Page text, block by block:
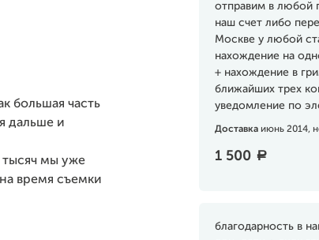
отправим в любой
наш счет либо
Москве у любой
нахождение на
+ нахождение в
ближайших трех
уведомление по
Доставка июнь 2014,
1 500 a
благодарность в
большая часть
дальше и
тысяч мы уже
время съемки